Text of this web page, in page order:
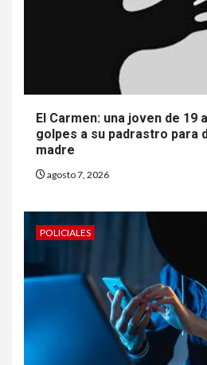
El Carmen: una joven de 19
golpes a su padrastro para
madre
agosto 7, 2026
POLICIALES